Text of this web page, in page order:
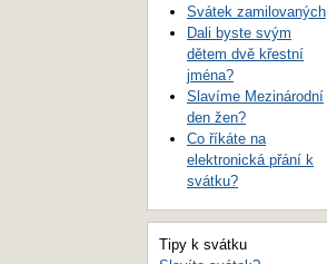
Svátek zamilovaných
Dali byste svým
dětem dvě křestní
jména?
Slavíme Mezinárodní
den žen?
Co říkáte na
elektronická přání k
svátku?
Tipy k svátku